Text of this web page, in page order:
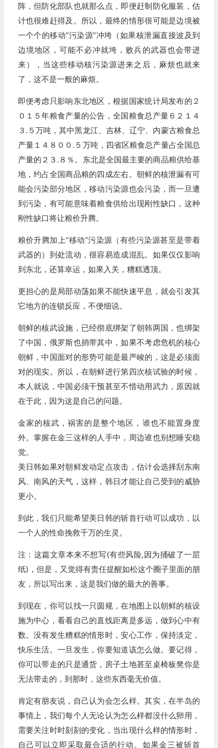
阵，但防化部队也就那么点，即便赶制防化服装，估
计也很难赶得及。所以，最终的情形很可能是边境被
一个个的移动“污染源”冲垮（如果核泄漏直接波及到
边境地区，可能不必冲就垮，败兵的武器也会带进
来），当这些移动核污染源进来之后，麻烦也就来
了，这不是一般的麻烦。
即便考虑只影响东北地区，根据国家统计局发布的２
０１５年粮食产量的公告，全国粮食总产量６２１４
３.５万吨，其中黑龙江、吉林、辽宁、内蒙古粮食总
产量１４８００.５万吨，四省区粮食总产量占全国总
产量的２３.８％。东北是全国最主要的商品粮供给基
地，约占全国商品粮的四成左右。朝鲜的核泄漏有可
能会污染部分地区，移动污染源也会污染，而一旦遭
到污染，有可能意味着粮食供给出现刚性缺口，这种
刚性缺口将让粮价升腾。
粮价升腾加上“移动”污染源（有些污染源甚至是带着
武器的）到处流动，很容易造成混乱。如果仅仅影响
到东北，还算幸运，如果入关，糟糕透顶。
更担心的是局部动荡如果不能快速平息，就会引发其
它地方的连锁反应，不便细说。
朝鲜的核武设施，已经彻底绑架了朝韩两国，也绑架
了中国，俄罗斯也捎带其中，如果不考虑危机的核心
朝鲜，中国面对的形势可能是最严峻的，这是必须面
对的现实。所以，在朝鲜进行第四次核试验的时候，
本人就说，中国必须干预甚至不惜动用武力，原因就
在于此，因为这是自己的问题。
金家的核武，祸害的是整个地区，谁也不能置身度
外。掌握在金三这样的人手中，周边谁也别想睡安稳
觉。
美日韩如果对朝鲜发动定点攻击，估计会选择刮东南
风、南风的天气，这样，韩日才能让自己受到的威胁
更小。
到此，我们只能希望美日韩的斩首行动可以成功，以
一个人的性命挽救千万的生灵。
注：这篇文章本来不想写(有些风险,因为捅破了一层
纸)，但是，又觉得有责任提醒如松这个圈子里面的朋
友，所以写出来，这是我们做的最大的善事。
到现在，你可以找一只圆规，在地图上以朝鲜的核设
施为中心，看看自己的直线距离是多远，做到心中有
数。没有发生糟糕的情形时，安心工作，保持淡定，
快乐生活。一旦发生，你要知道该怎么做。要记得，
你可以带走的只是通货，房子土地甚至桌椅板凳你是
无法带走的，到那时，这些东西毫无价值。
肯定有朋友说，自己认为会怎么样。其实，在半岛的
事情上，我们每个人无论认为怎么样都没什么卵用，
需要关注时时刻刻的变化，当出现什么样的情形时，
自己可以立即采取最合适的行动。如果金三被斩首